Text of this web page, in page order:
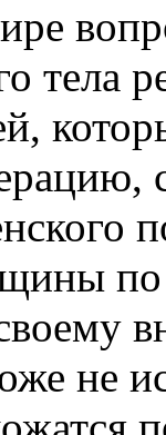
тела
по
не